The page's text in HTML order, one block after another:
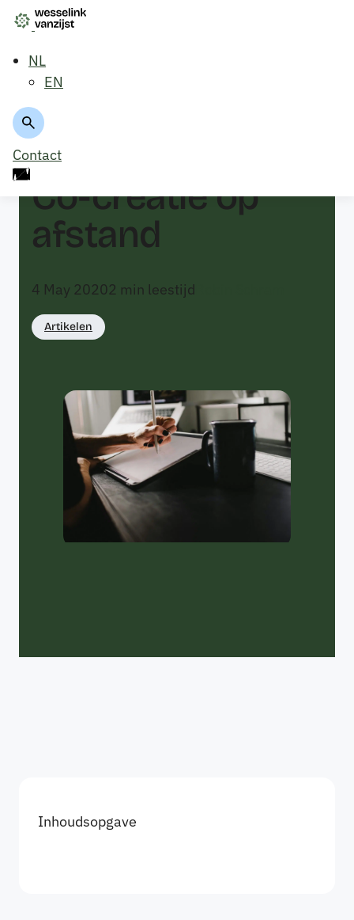
NL
EN
Contact
Co-creatie op
afstand
4 May 20202 min leestijd
Artikelen
Inhoudsopgave